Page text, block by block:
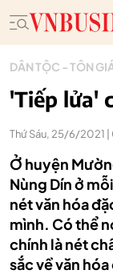
DÂN TỘC - TÔN
'Tiếp lửa'
Thứ Sáu, 25/6/2021 |
Ở huyện
Nùng Dín ở
nét văn hóa
mình. Có thể
chính là nét
sắc về văn